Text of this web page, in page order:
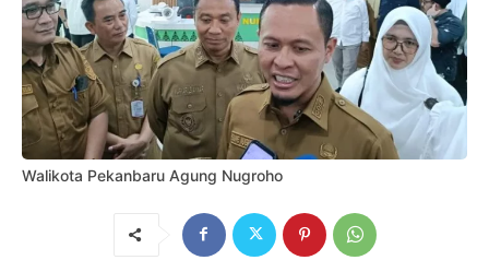
Walikota Pekanbaru Agung Nugroho